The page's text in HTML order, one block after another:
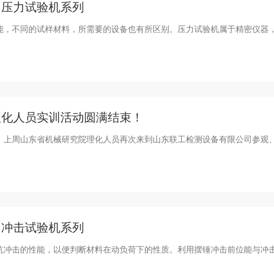
力试验机系列
不同的试样材料，所需要的设备也有所区别。压力试验机属于精密仪器
人员实训活动圆满结束！
周山东省机械研究院理化人员再次来到山东联工检测设备有限公司参观
击试验机系列
击的性能，以便判断材料在动负荷下的性质。利用摆锤冲击前位能与冲